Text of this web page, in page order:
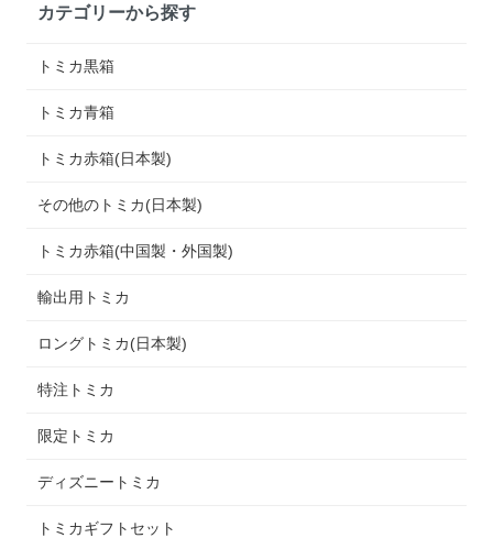
カテゴリーから探す
トミカ黒箱
トミカ青箱
トミカ赤箱(日本製)
その他のトミカ(日本製)
トミカ赤箱(中国製・外国製)
輸出用トミカ
ロングトミカ(日本製)
特注トミカ
限定トミカ
ディズニートミカ
トミカギフトセット